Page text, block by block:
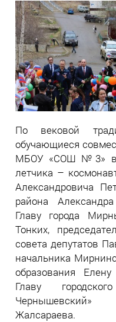
По вековой
обучающиеся
МБОУ «СОШ №3»
летчика –
Александровича
района
Главу города
Тонких,
совета депутатов
начальника
образования
Главу
Чернышевский»
Жалсараева.